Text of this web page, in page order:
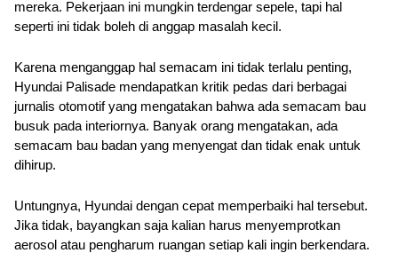
mereka. Pekerjaan ini mungkin terdengar sepele, tapi hal
seperti ini tidak boleh di anggap masalah kecil.
Karena menganggap hal semacam ini tidak terlalu penting,
Hyundai Palisade mendapatkan kritik pedas dari berbagai
jurnalis otomotif yang mengatakan bahwa ada semacam bau
busuk pada interiornya. Banyak orang mengatakan, ada
semacam bau badan yang menyengat dan tidak enak untuk
dihirup.
Untungnya, Hyundai dengan cepat memperbaiki hal tersebut.
Jika tidak, bayangkan saja kalian harus menyemprotkan
aerosol atau pengharum ruangan setiap kali ingin berkendara.